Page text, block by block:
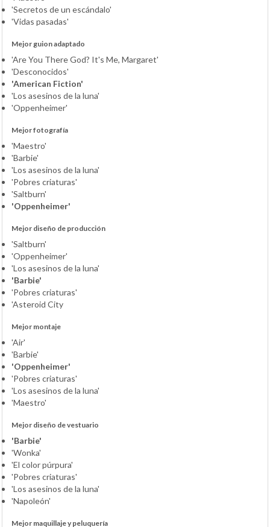
'Secretos de un escándalo'
'Vidas pasadas'
Mejor guion adaptado
'Are You There God? It's Me, Margaret'
'Desconocidos'
'American Fiction'
'Los asesinos de la luna'
'Oppenheimer'
Mejor fotografía
'Maestro'
'Barbie'
'Los asesinos de la luna'
'Pobres criaturas'
'Saltburn'
'Oppenheimer'
Mejor diseño de producción
'Saltburn'
'Oppenheimer'
'Los asesinos de la luna'
'Barbie'
'Pobres criaturas'
'Asteroid City
Mejor montaje
'Air'
'Barbie'
'Oppenheimer'
'Pobres criaturas'
'Los asesinos de la luna'
'Maestro'
Mejor diseño de vestuario
'Barbie'
'Wonka'
'El color púrpura'
'Pobres criaturas'
'Los asesinos de la luna'
'Napoleón'
Mejor maquillaje y peluquería